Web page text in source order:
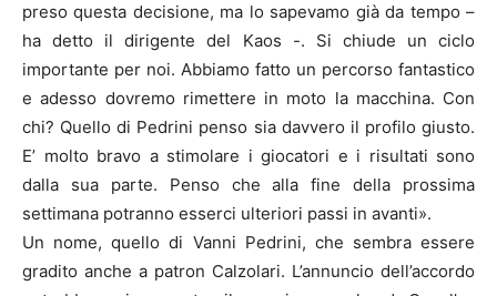
preso questa decisione, ma lo sapevamo già da tempo –
ha detto il dirigente del Kaos -. Si chiude un ciclo
importante per noi. Abbiamo fatto un percorso fantastico
e adesso dovremo rimettere in moto la macchina. Con
chi? Quello di Pedrini penso sia davvero il profilo giusto.
E’ molto bravo a stimolare i giocatori e i risultati sono
dalla sua parte. Penso che alla fine della prossima
settimana potranno esserci ulteriori passi in avanti».
Un nome, quello di Vanni Pedrini, che sembra essere
gradito anche a patron Calzolari. L’annuncio dell’accordo